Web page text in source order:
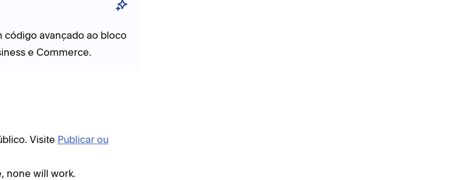
código avançado ao bloco
e Commerce.
Visite Publicar ou
none will work.